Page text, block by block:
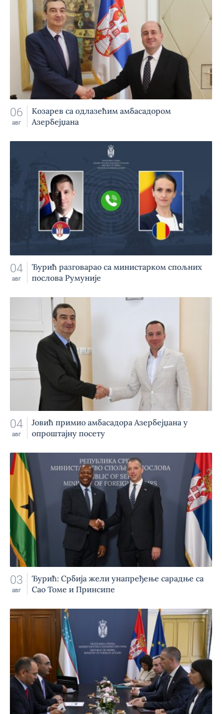
06
авг
Козарев са одлазећим амбасадором
Азербејџана
04
авг
Ђурић разговарао са министарком спољних
послова Румуније
04
авг
Jовић примио амбасадора Азербејџана у
опроштајну посету
03
авг
Ђурић: Србија жели унапређење сарадње са
Сао Томе и Принсипе